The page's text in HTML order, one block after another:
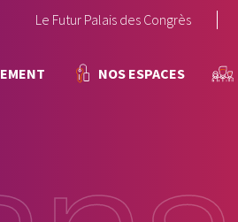
Le Futur Palais des Congrès
NOS ESPACES